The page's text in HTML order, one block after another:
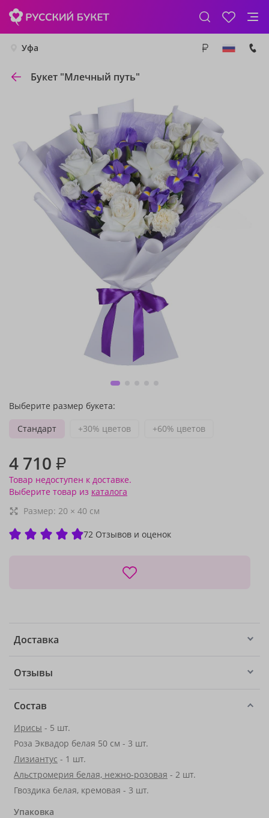
Уфа
Букет "Млечный путь"
Выберите размер букета:
Стандарт
+30% цветов +60% цветов
4 710 ₽
Товар недоступен к доставке.
Выберите товар из каталога
Размер: 20 × 40 см
72 Отзывов и оценок
Доставка
Отзывы
Состав
Ирисы - 5 шт.
Роза Эквадор белая 50 см - 3 шт.
Лизиантус - 1 шт.
Альстромерия белая, нежно-розовая - 2 шт.
Гвоздика белая, кремовая - 3 шт.
Упаковка